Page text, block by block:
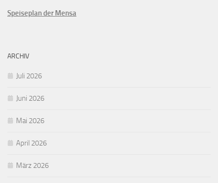
Speiseplan der Mensa
ARCHIV
Juli 2026
Juni 2026
Mai 2026
April 2026
März 2026